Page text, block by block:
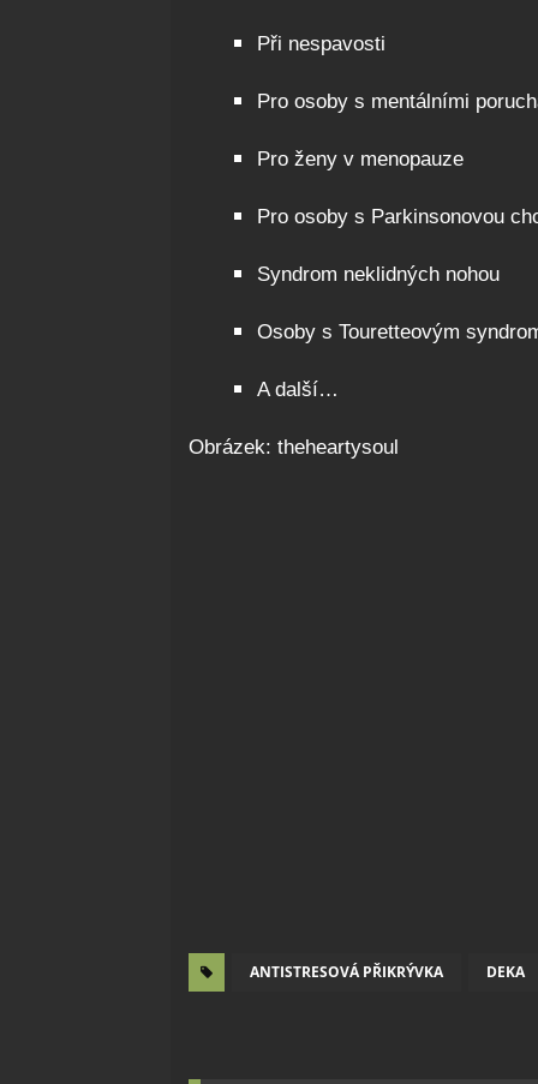
Při nespavosti
Pro osoby s mentálními
Pro ženy v menopauze
Pro osoby s Parkinsonovou
Syndrom neklidných nohou
Osoby s Touretteovým
A další…
Obrázek: theheartysoul
ANTISTRESOVÁ PŘIKRÝVKA DEKA